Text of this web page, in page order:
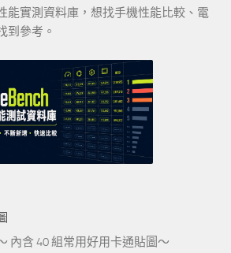
能實測資料庫，想找手機性能比較、電
到參考。
內含 40 組常用好用卡通貼圖～